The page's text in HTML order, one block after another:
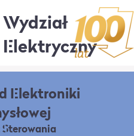
Wydział
Elektryczny
Elektroniki